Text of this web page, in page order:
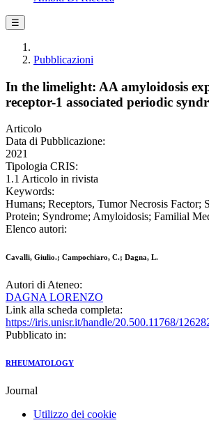
☰
Pubblicazioni
In the limelight: AA amyloidosis
receptor-1 associated periodic
Articolo
Data di Pubblicazione:
2021
Tipologia CRIS:
1.1 Articolo in rivista
Keywords:
Humans; Receptors, Tumor Necrosis Factor;
Protein; Syndrome; Amyloidosis; Familial
Elenco autori:
Cavalli, Giulio.; Campochiaro, C.; Dagna, L.
Autori di Ateneo:
DAGNA LORENZO
Link alla scheda completa:
https://iris.unisr.it/handle/20.500.11768/
Pubblicato in:
RHEUMATOLOGY
Journal
Utilizzo dei cookie